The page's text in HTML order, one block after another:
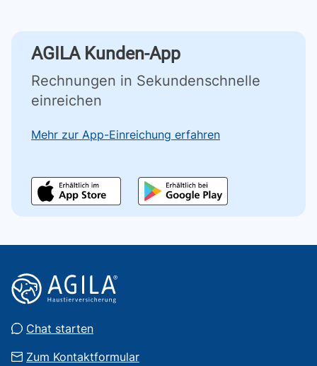
AGILA Kunden-App
Rechnungen in Sekundenschnelle
einreichen
Mehr zur App-Einreichung erfahren